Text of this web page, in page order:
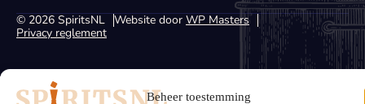
Beheer toestemming
© 2026 SpiritsNL Website door WP Masters
Privacy reglement